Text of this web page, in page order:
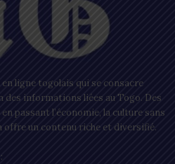
ligne togolais qui se consacre
des informations liées au Togo. Des
passant l’économie, la culture sans
offre un contenu riche et diversifié.